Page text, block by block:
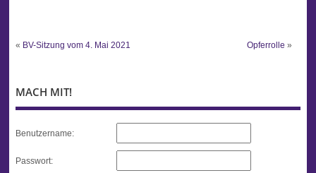
« BV-Sitzung vom 4. Mai 2021 Opferrolle »
MACH MIT!
Benutzername:
Passwort: